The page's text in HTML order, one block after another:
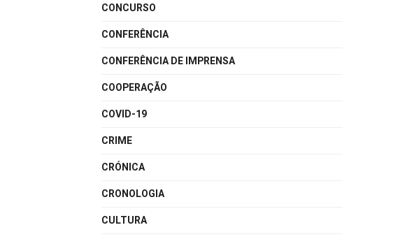
CONCURSO
CONFERÊNCIA
CONFERÊNCIA DE IMPRENSA
COOPERAÇÃO
COVID-19
CRIME
CRÓNICA
CRONOLOGIA
CULTURA